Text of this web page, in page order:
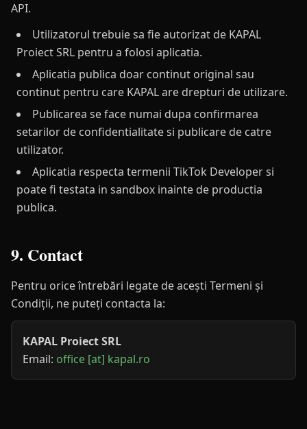
API.
Utilizatorul trebuie sa fie autorizat de KAPAL
Proiect SRL pentru a folosi aplicatia.
Aplicatia publica doar continut original sau
continut pentru care KAPAL are drepturi de utilizare.
Publicarea se face numai dupa confirmarea
setarilor de confidentialitate si publicare de catre
utilizator.
Aplicatia respecta termenii TikTok Developer si
poate fi testata in sandbox inainte de productia
publica.
9. Contact
Pentru orice întrebări legate de acești Termeni și
Condiții, ne puteți contacta la:
KAPAL Proiect SRL
Email: office [at] kapal.ro